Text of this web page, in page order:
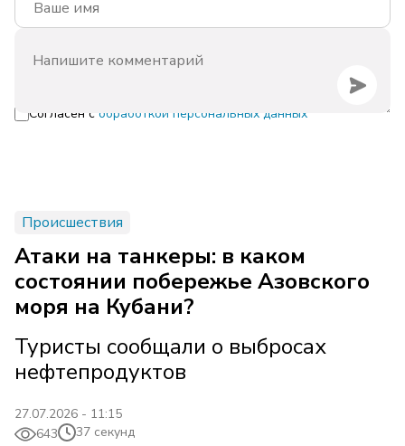
Согласен с обработкой персональных данных
Происшествия
Атаки на танкеры: в каком
состоянии побережье Азовского
моря на Кубани?
Туристы сообщали о выбросах
нефтепродуктов
27.07.2026 - 11:15
643
37 секунд